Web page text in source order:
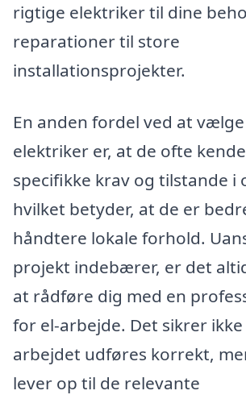
rigtige elektriker til dine
reparationer til store
installationsprojekter.
En anden fordel ved at
elektriker er, at de ofte
specifikke krav og tilstande i
hvilket betyder, at de er
håndtere lokale forhold.
projekt indebærer, er det
at rådføre dig med en
for el-arbejde. Det sikrer
arbejdet udføres korrekt,
lever op til de relevante